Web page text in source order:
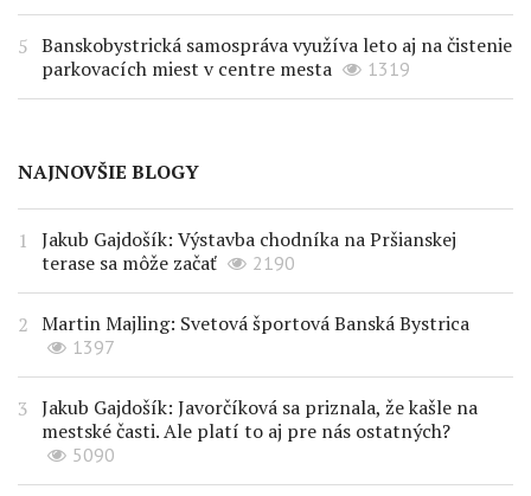
Banskobystrická samospráva využíva leto aj na čistenie
parkovacích miest v centre mesta
1319
NAJNOVŠIE BLOGY
Jakub Gajdošík: Výstavba chodníka na Pršianskej
terase sa môže začať
2190
Martin Majling: Svetová športová Banská Bystrica
1397
Jakub Gajdošík: Javorčíková sa priznala, že kašle na
mestské časti. Ale platí to aj pre nás ostatných?
5090